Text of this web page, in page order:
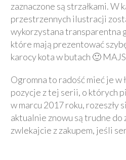
zaznaczone są strzałkami. W
przestrzennych ilustracji
wykorzystana transparentna
które mają prezentować
karocy kota w butach 🙂
Ogromna to radość mieć je w
pozycje z tej serii, o których
w marcu 2017 roku, rozeszły
aktualnie znowu są trudne do
zwlekajcie z zakupem, jeśli